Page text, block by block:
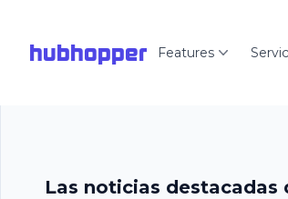
hubhopper Features
Las noticias destacadas